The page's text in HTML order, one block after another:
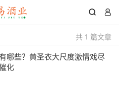
 
共 1 篇文章
哪些？黄圣衣大尺度激情戏尽
化